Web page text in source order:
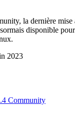
la dernière mise
disponible
2023
Community